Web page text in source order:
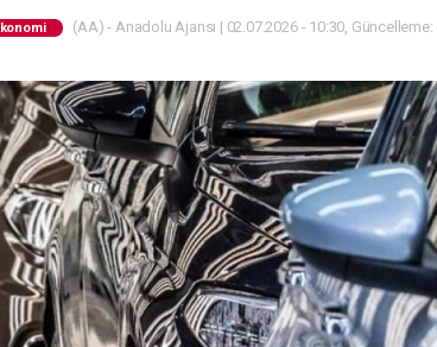
(AA) - Anadolu Ajansı | 02.07.2026 - 10:30,